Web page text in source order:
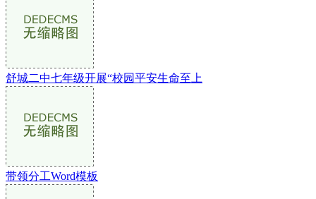
舒城二中七年级开展“校园平安生命至上
带领分工Word模板